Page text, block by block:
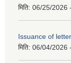
मिति: 06/25/2026
Issuance of
मिति: 06/04/2026